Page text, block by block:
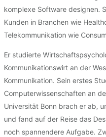
komplexe Software designen.
Kunden in Branchen wie
Telekommunikation wie
Er studierte
Kommunikationswirt an der
Kommunikation. Sein erstes
Computerwissenschaften an
Universität Bonn brach er ab,
und fand auf der Reise das
noch spannendere Aufgabe.